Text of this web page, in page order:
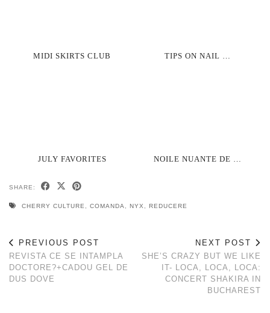
MIDI SKIRTS CLUB TIPS ON NAIL …
JULY FAVORITES NOILE NUANTE DE …
SHARE:
CHERRY CULTURE COMANDA NYX REDUCERE
PREVIOUS POST
REVISTA CE SE INTAMPLA
DOCTORE?+CADOU GEL DE
DUS DOVE
NEXT POST
SHE’S CRAZY BUT WE LIKE
IT- LOCA, LOCA, LOCA:
CONCERT SHAKIRA IN
BUCHAREST